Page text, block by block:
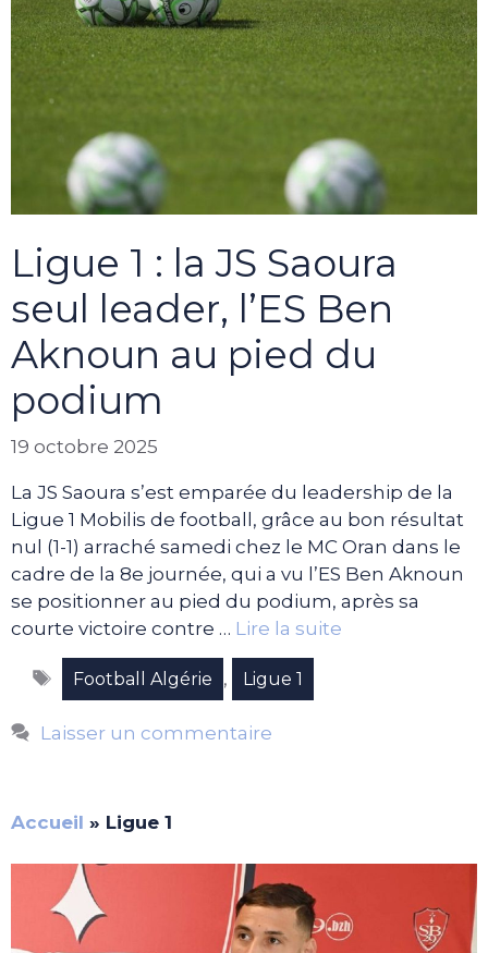
Ligue 1 : la JS Saoura
seul leader, l’ES Ben
Aknoun au pied du
podium
19 octobre 2025
La JS Saoura s’est emparée du leadership de la
Ligue 1 Mobilis de football, grâce au bon résultat
nul (1-1) arraché samedi chez le MC Oran dans le
cadre de la 8e journée, qui a vu l’ES Ben Aknoun
se positionner au pied du podium, après sa
courte victoire contre … Lire la suite
Étiquettes
Football Algérie , Ligue 1
Laisser un commentaire
Accueil » Ligue 1